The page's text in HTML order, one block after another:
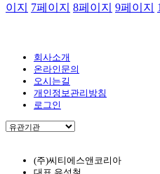
이지
7페이지 8페이지 9페이지
회사소개
온라인문의
오시는길
개인정보관리방침
로그인
(주)씨티에스앤코리아